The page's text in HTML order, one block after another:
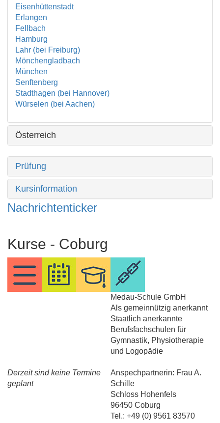
Eisenhüttenstadt
Erlangen
Fellbach
Hamburg
Lahr (bei Freiburg)
Mönchengladbach
München
Senftenberg
Stadthagen (bei Hannover)
Würselen (bei Aachen)
Österreich
Prüfung
Kursinformation
Nachrichtenticker
Kurse - Coburg
Derzeit sind keine Termine
geplant
Medau-Schule GmbH
Als gemeinnützig anerkannt
Staatlich anerkannte
Berufsfachschulen für
Gymnastik, Physiotherapie
und Logopädie
Anspechpartnerin: Frau A.
Schille
Schloss Hohenfels
96450 Coburg
Tel.: +49 (0) 9561 83570